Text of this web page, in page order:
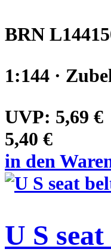
BRN
1:144 ·
UVP: 5,69 €
5,40 €
in den
U S